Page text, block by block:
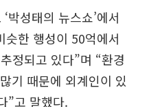
박성태의 뉴스쇼’에서
슷한 행성이 50억에서
정되고 있다”며 “환경
기 때문에 외계인이 있
”고 말했다.